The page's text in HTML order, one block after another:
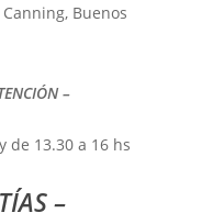
Buenos
–
de 13.30 a 16 hs
–